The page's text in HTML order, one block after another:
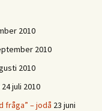
2010
2010
2010
24 juli 2010
fråga” – jodå 23 juni